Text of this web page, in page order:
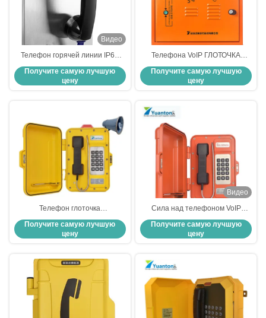
Видео
Телефон горячей линии IP68
анти- телефона вандала
промышленного VOIP
погодостойкий
Получите самую лучшую
цену
Телефона VoIP ГЛОТОЧКА
тоннеля влаги устойчивые
телефоны промышленного
погодостойкие
Получите самую лучшую
цену
Телефон глоточка
алюминиевого сплава телефона
VoIP автоматической шкалы
промышленный изрезанный с
Получите самую лучшую
цену
Видео
Сила над телефоном VoIP
локальных сетей
промышленным подгоняла цвет
для минирования
Получите самую лучшую
цену